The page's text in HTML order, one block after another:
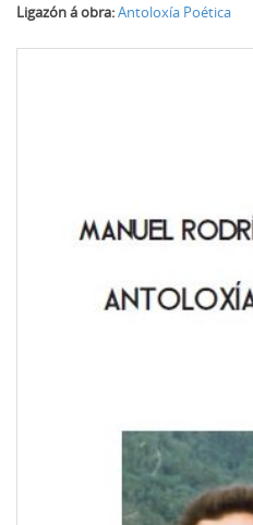
Ligazón á obra:Antoloxía Poética